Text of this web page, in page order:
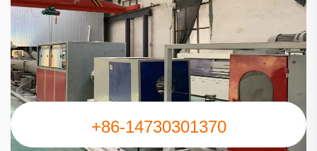
+86-14730301370